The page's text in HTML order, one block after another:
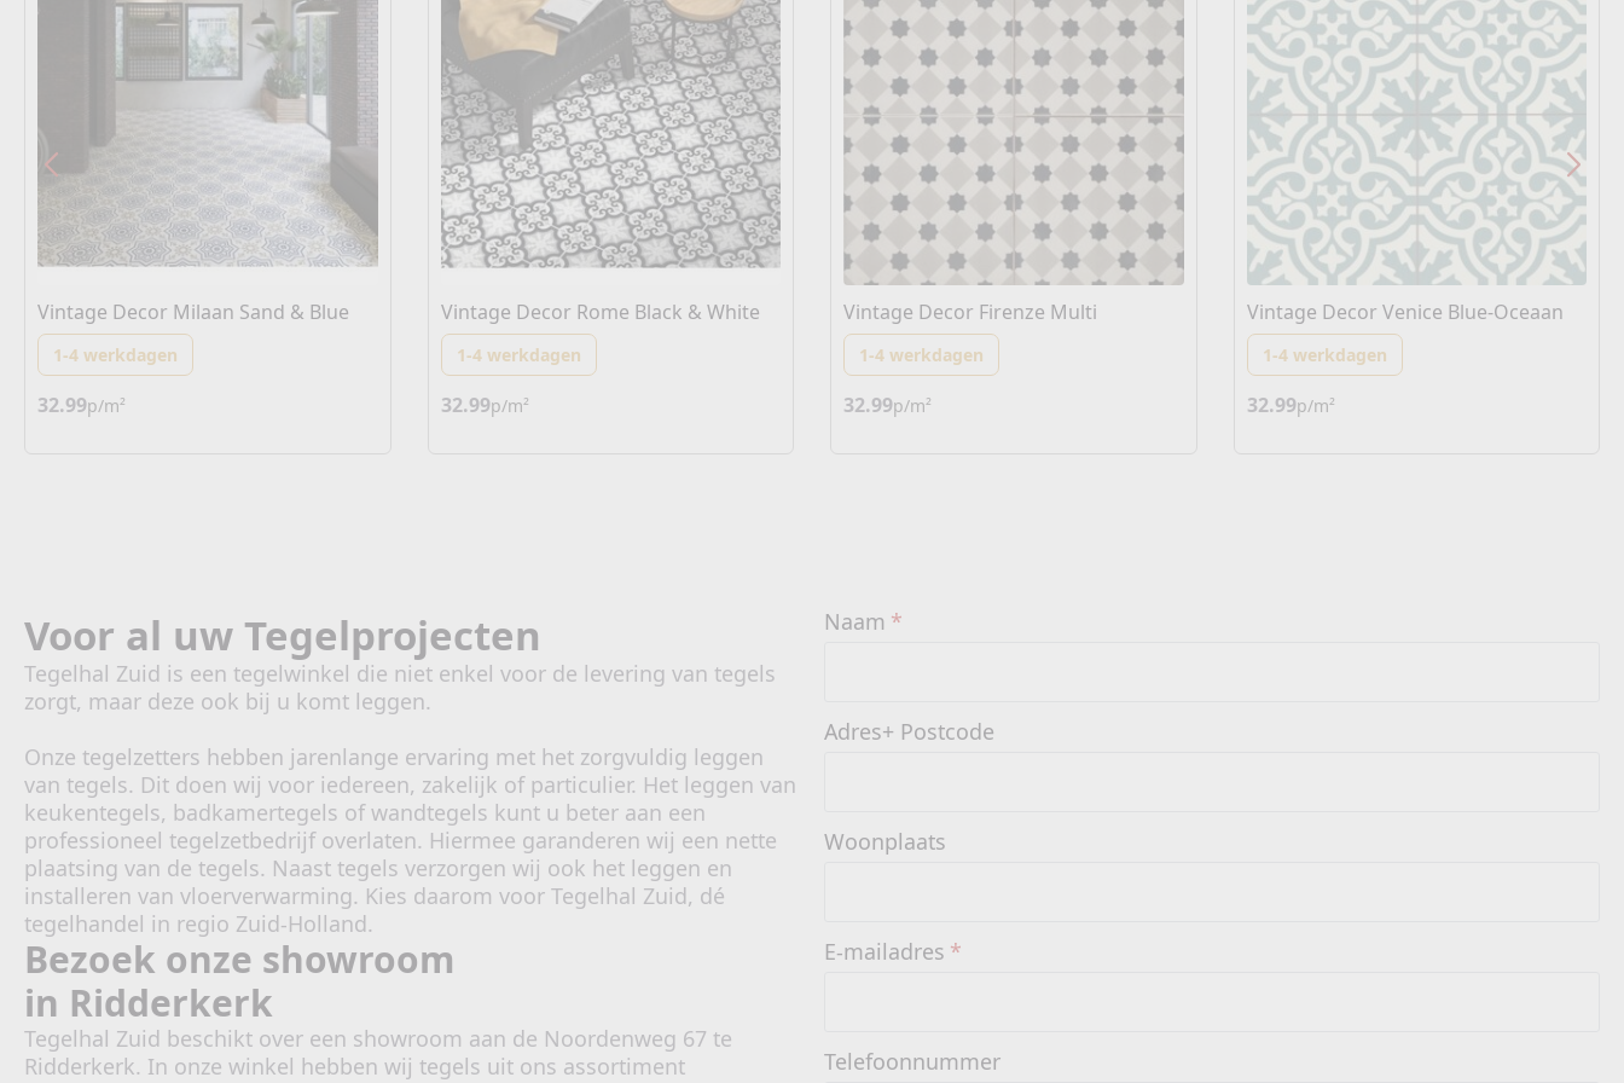
1-4 werkdagen
32.99p/m²
Vintage Decor Milaan Sand & Blue
1-4 werkdagen
32.99p/m²
Vintage Decor Rome Black & White
1-4 werkdagen
32.99p/m²
Vintage Decor Firenze Multi
1-4 werkdagen
32.99p/m²
Vintage Decor Venice Blue-Oceaan
Voor al uw Tegelprojecten
Tegelhal Zuid is een tegelwinkel die niet enkel voor de levering van tegels
zorgt, maar deze ook bij u komt leggen.
Onze tegelzetters hebben jarenlange ervaring met het zorgvuldig leggen
van tegels. Dit doen wij voor iedereen, zakelijk of particulier. Het leggen van
keukentegels, badkamertegels of wandtegels kunt u beter aan een
professioneel tegelzetbedrijf overlaten. Hiermee garanderen wij een nette
plaatsing van de tegels. Naast tegels verzorgen wij ook het leggen en
installeren van vloerverwarming. Kies daarom voor Tegelhal Zuid, dé
tegelhandel in regio Zuid-Holland.
Bezoek onze showroom
in Ridderkerk
Tegelhal Zuid beschikt over een showroom aan de Noordenweg 67 te
Ridderkerk. In onze winkel hebben wij tegels uit ons assortiment
Naam *
Adres+ Postcode
Woonplaats
E-mailadres *
Telefoonnummer